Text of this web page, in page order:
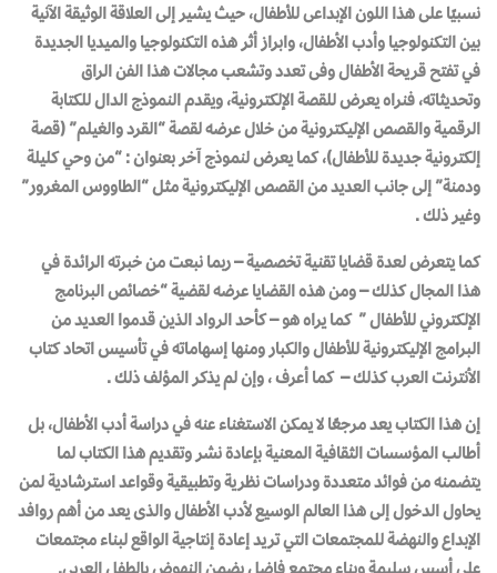
نسبيًا على هذا اللون الإبداعى للأطفال، حيث يشير إلى العلاقة الوثيقة الآنية
بين التكنولوجيا وأدب الأطفال، وابراز أثر هذه التكنولوجيا والميديا الجديدة
في تفتح قريحة الأطفال وفى تعدد وتشعب مجالات هذا الفن الراق
وتحديثاته، فنراه يعرض للقصة الإلكترونية، ويقدم النموذج الدال للكتابة
الرقمية والقصص الإليكترونية من خلال عرضه لقصة “القرد والغيلم” (قصة
إلكترونية جديدة للأطفال)، كما يعرض لنموذج آخر بعنوان : “من وحي كليلة
ودمنة” إلى جانب العديد من القصص الإليكترونية مثل “الطاووس المغرور”
وغير ذلك .
كما يتعرض لعدة قضايا تقنية تخصصية – ربما نبعت من خبرته الرائدة في
هذا المجال كذلك – ومن هذه القضايا عرضه لقضية “خصائص البرنامج
الإلكتروني للأطفال ” كما يراه هو – كأحد الرواد الذين قدموا العديد من
البرامج الإليكترونية للأطفال والكبار ومنها إسهاماته في تأسيس اتحاد كتاب
الأنترنت العرب كذلك – كما أعرف ، وإن لم يذكر المؤلف ذلك .
إن هذا الكتاب يعد مرجعًا لا يمكن الاستغناء عنه في دراسة أدب الأطفال، بل
أطالب المؤسسات الثقافية المعنية بإعادة نشر وتقديم هذا الكتاب لما
يتضمنه من فوائد متعددة ودراسات نظرية وتطبيقية وقواعد استرشادية لمن
يحاول الدخول إلى هذا العالم الوسيع لأدب الأطفال والذى يعد من أهم روافد
الإبداع والنهضة للمجتمعات التي تريد إعادة إنتاجية الواقع لبناء مجتمعات
على أسس سليمة وبناء مجتمع فاضل يضمن النهوض بالطفل العربي.